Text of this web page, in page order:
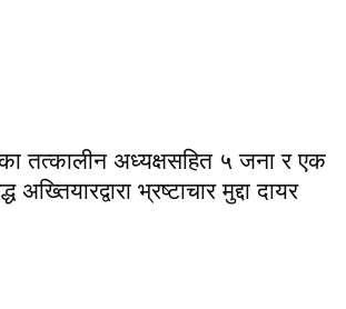
तत्कालीन अध्यक्षसहित ५ जना र एक
अख्तियारद्वारा भ्रष्टाचार मुद्दा दायर